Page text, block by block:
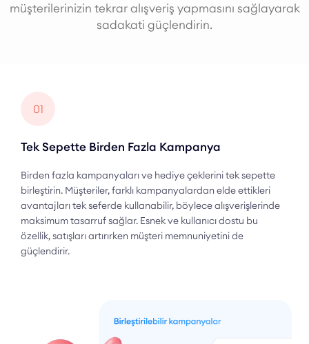
müşterilerinizin tekrar alışveriş yapmasını sağlayarak
sadakati güçlendirin.
01
Tek Sepette Birden Fazla Kampanya
Birden fazla kampanyaları ve hediye çeklerini tek sepette
birleştirin. Müşteriler, farklı kampanyalardan elde ettikleri
avantajları tek seferde kullanabilir, böylece alışverişlerinde
maksimum tasarruf sağlar. Esnek ve kullanıcı dostu bu
özellik, satışları artırırken müşteri memnuniyetini de
güçlendirir.